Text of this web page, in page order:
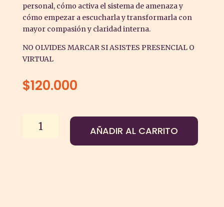
personal, cómo activa el sistema de amenaza y
cómo empezar a escucharla y transformarla con
mayor compasión y claridad interna.
NO OLVIDES MARCAR SI ASISTES PRESENCIAL O
VIRTUAL
$120.000
AÑADIR AL CARRITO